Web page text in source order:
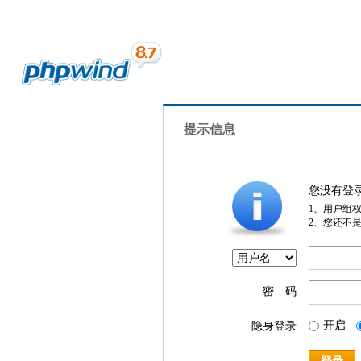
提示信息
您没有登
1、用户组
2、您还不
密 码
隐身登录 开启